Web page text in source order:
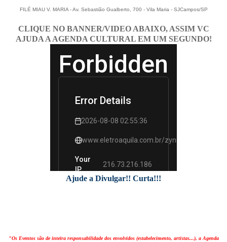
FILÉ MIAU V. MARIA - Av. Sebastião Gualberto, 700 - Vila Maria - SJCampos/SP
CLIQUE NO BANNER/VIDEO ABAIXO, ASSIM VC
AJUDA A AGENDA CULTURAL EM UM SEGUNDO!
Ajude a Divulgar!! Curta!!!
"Os Eventos são de inteira responsabilidade dos envolvidos (estabelecimento, artistas...), a Agenda